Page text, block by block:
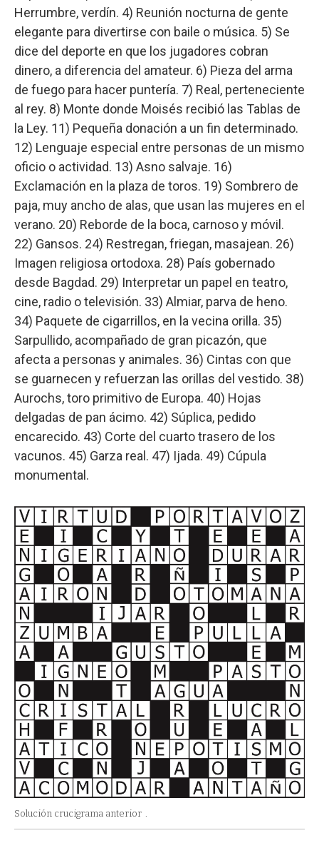
Herrumbre, verdín. 4) Reunión nocturna de gente
elegante para divertirse con baile o música. 5) Se
dice del deporte en que los jugadores cobran
dinero, a diferencia del amateur. 6) Pieza del arma
de fuego para hacer puntería. 7) Real, perteneciente
al rey. 8) Monte donde Moisés recibió las Tablas de
la Ley. 11) Pequeña donación a un fin determinado.
12) Lenguaje especial entre personas de un mismo
oficio o actividad. 13) Asno salvaje. 16)
Exclamación en la plaza de toros. 19) Sombrero de
paja, muy ancho de alas, que usan las mujeres en el
verano. 20) Reborde de la boca, carnoso y móvil.
22) Gansos. 24) Restregan, friegan, masajean. 26)
Imagen religiosa ortodoxa. 28) País gobernado
desde Bagdad. 29) Interpretar un papel en teatro,
cine, radio o televisión. 33) Almiar, parva de heno.
34) Paquete de cigarrillos, en la vecina orilla. 35)
Sarpullido, acompañado de gran picazón, que
afecta a personas y animales. 36) Cintas con que
se guarnecen y refuerzan las orillas del vestido. 38)
Aurochs, toro primitivo de Europa. 40) Hojas
delgadas de pan ácimo. 42) Súplica, pedido
encarecido. 43) Corte del cuarto trasero de los
vacunos. 45) Garza real. 47) Ijada. 49) Cúpula
monumental.
Solución crucigrama anterior